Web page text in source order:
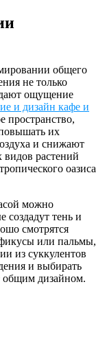
общего
не только
ощущение
и дизайн кафе и
пространство,
их
и снижают
растений
оазиса
можно
создадут тень и
смотрятся
или пальмы,
из суккулентов
и выбирать
общим дизайном.